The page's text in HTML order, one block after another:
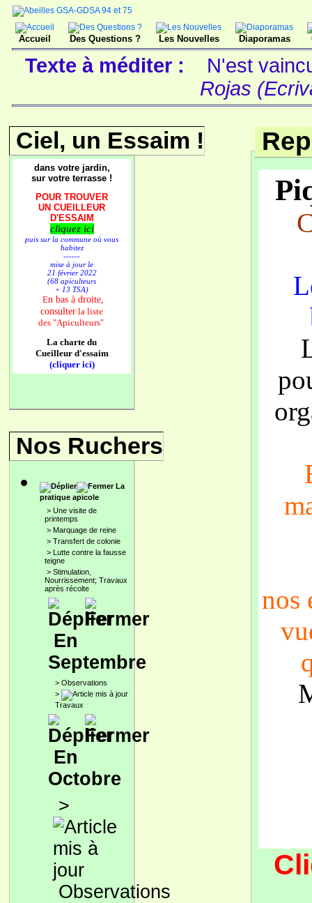
Accueil Des Questions ? Les Nouvelles Diaporamas
Texte à méditer :
N'est
Rojas
Ciel, un Essaim !
dans votre jardin,
sur votre terrasse !
POUR TROUVER
UN CUEILLEUR
D'ESSAIM
cliquez ici
puis sur la commune où vous
habitez
------
mise à jour le
21 février 2022
(68 apiculteurs
+ 13 TSA)
En bas à droite,
consulter la liste
des "Apiculteurs"
La charte du
Cueilleur d'essaim
(cliquer ici)
Nos Ruchers
La
pratique apicole
> Une visite de
printemps
> Marquage de reine
> Transfert de colonie
> Lutte contre la fausse
teigne
> Stimulation,
Nourrissement; Travaux
après récolte
En
Septembre
> Observations
>
Travaux
En
Octobre
>
Observations
nos